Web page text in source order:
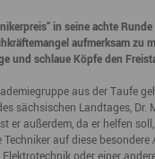
Arbeitskreis
Touristische
in seine achte
aufmerksam zu
und schlaue Köpfe den
aus der Taufe
sächsischen Landtages,
er außerdem, da er helfen
auf diese
oder einer